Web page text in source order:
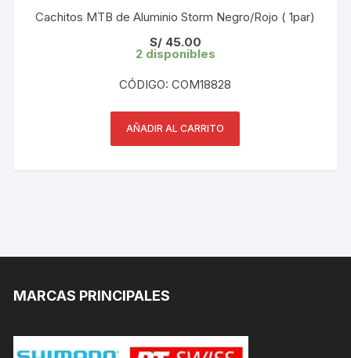
Cachitos MTB de Aluminio Storm Negro/Rojo ( 1par)
S/45.00
2 disponibles
CÓDIGO: COM18828
AÑADIR AL CARRITO
MARCAS PRINCIPALES